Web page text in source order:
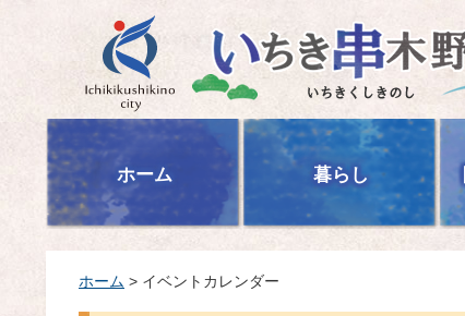
いちき串木野市
ホーム 暮らし
ホーム > イベントカレンダー